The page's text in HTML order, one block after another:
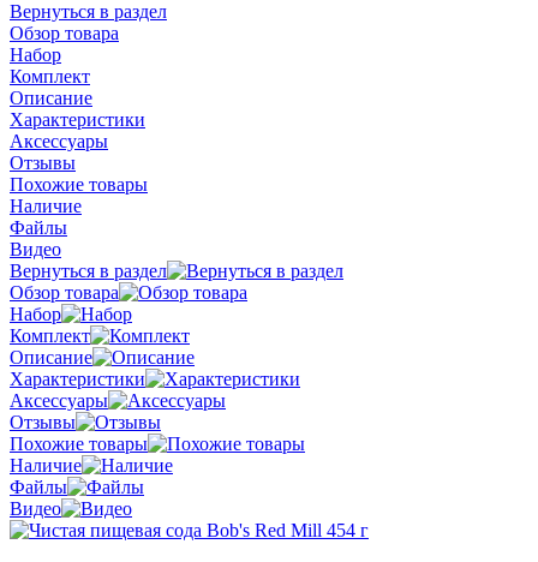
Вернуться в раздел
Обзор товара
Набор
Комплект
Описание
Характеристики
Аксессуары
Отзывы
Похожие товары
Наличие
Файлы
Видео
Вернуться в раздел
Обзор товара
Набор
Комплект
Описание
Характеристики
Аксессуары
Отзывы
Похожие товары
Наличие
Файлы
Видео